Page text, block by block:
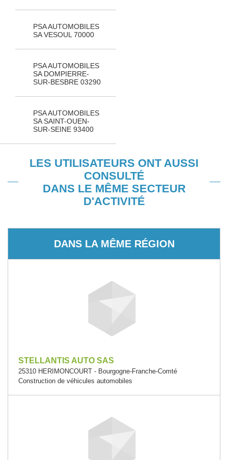
PSA AUTOMOBILES
SA VESOUL 70000
PSA AUTOMOBILES
SA DOMPIERRE-
SUR-BESBRE 03290
PSA AUTOMOBILES
SA SAINT-OUEN-
SUR-SEINE 93400
LES UTILISATEURS ONT AUSSI
CONSULTÉ
DANS LE MÊME SECTEUR
D'ACTIVITÉ
DANS LA MÊME RÉGION
STELLANTIS AUTO SAS
25310 HERIMONCOURT - Bourgogne-Franche-Comté
Construction de véhicules automobiles